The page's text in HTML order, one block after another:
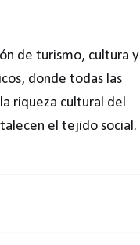
de turismo, cultura y
donde todas las
riqueza cultural del
el tejido social.